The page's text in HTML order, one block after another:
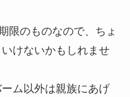
限のものなので、ちょ
けないかもしれませ
ム以外は親族にあげ